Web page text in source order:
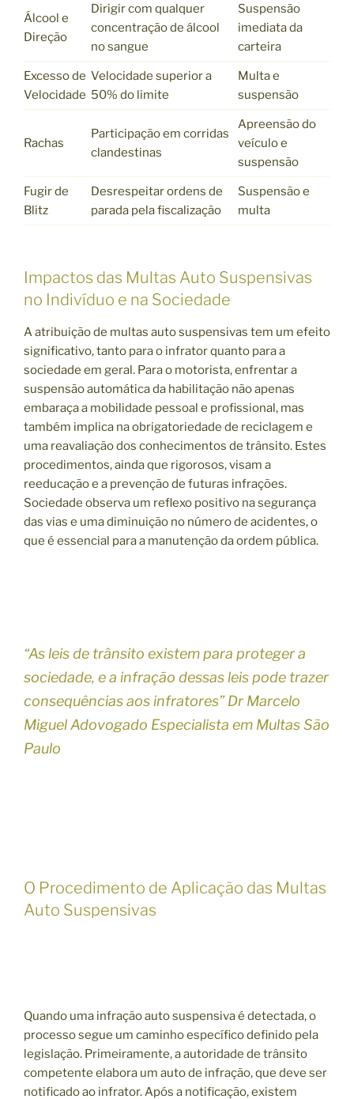
Álcool e
Direção
Dirigir com qualquer
concentração de álcool
no sangue
Suspensão
imediata da
carteira
Excesso de
Velocidade
Velocidade superior a
50% do limite
Multa e
suspensão
Rachas
Participação em corridas
clandestinas
Apreensão do
veículo e
suspensão
Fugir de
Blitz
Desrespeitar ordens de
parada pela fiscalização
Suspensão e
multa
Impactos das Multas Auto Suspensivas
no Indivíduo e na Sociedade
A atribuição de multas auto suspensivas tem um efeito
significativo, tanto para o infrator quanto para a
sociedade em geral. Para o motorista, enfrentar a
suspensão automática da habilitação não apenas
embaraça a mobilidade pessoal e profissional, mas
também implica na obrigatoriedade de reciclagem e
uma reavaliação dos conhecimentos de trânsito. Estes
procedimentos, ainda que rigorosos, visam a
reeducação e a prevenção de futuras infrações.
Sociedade observa um reflexo positivo na segurança
das vias e uma diminuição no número de acidentes, o
que é essencial para a manutenção da ordem pública.
“As leis de trânsito existem para proteger a
sociedade, e a infração dessas leis pode trazer
consequências aos infratores” Dr Marcelo
Miguel Adovogado Especialista em Multas São
Paulo
O Procedimento de Aplicação das Multas
Auto Suspensivas
Quando uma infração auto suspensiva é detectada, o
processo segue um caminho específico definido pela
legislação. Primeiramente, a autoridade de trânsito
competente elabora um auto de infração, que deve ser
notificado ao infrator. Após a notificação, existem